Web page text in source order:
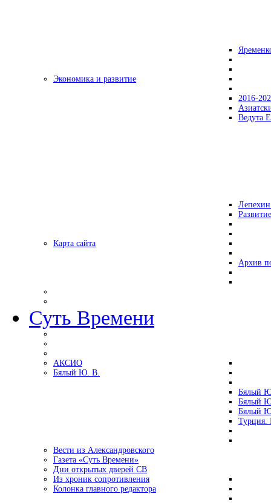
Экономика и развитие
2016-
Ведута
Карта сайта
Архив
Суть Времени
АКСИО
Бялый Ю. В.
Бялый
Бялый
Бялый
Турция.
Вести из Александровского
Газета «Суть Времени»
Дни открытых дверей СВ
Из хроник сопротивления
Колонка главного редактора